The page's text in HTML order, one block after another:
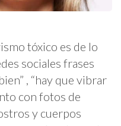
tóxico es de lo
sociales frases
, “hay que vibrar
con fotos de
y cuerpos